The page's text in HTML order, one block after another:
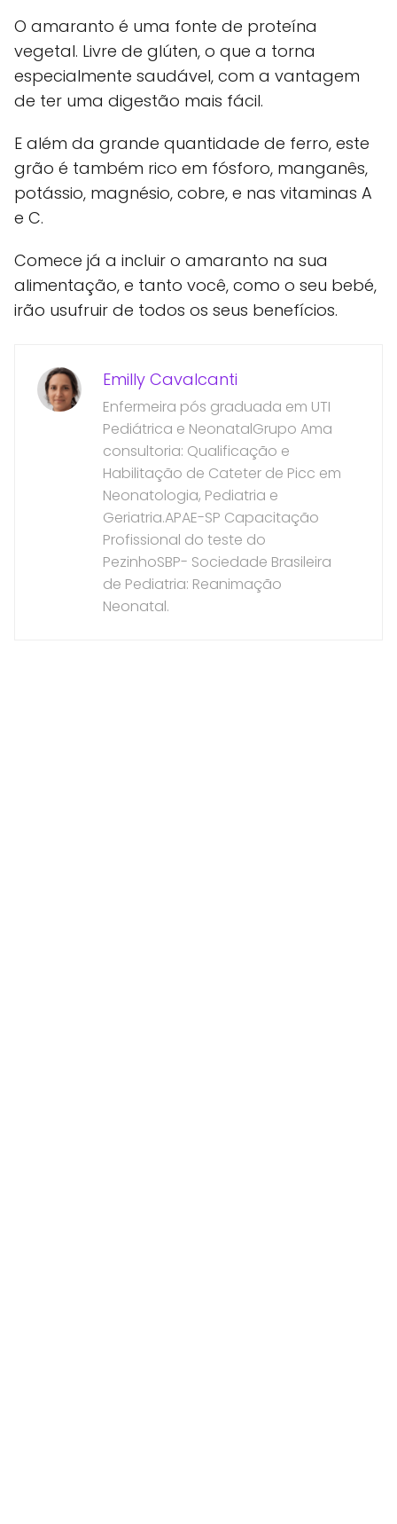
O amaranto é uma fonte de proteína
vegetal. Livre de glúten, o que a torna
especialmente saudável, com a vantagem
de ter uma digestão mais fácil.
E além da grande quantidade de ferro, este
grão é também rico em fósforo, manganês,
potássio, magnésio, cobre, e nas vitaminas A
e C.
Comece já a incluir o amaranto na sua
alimentação, e tanto você, como o seu bebé,
irão usufruir de todos os seus benefícios.
Emilly Cavalcanti
Enfermeira pós graduada em UTI
Pediátrica e NeonatalGrupo Ama
consultoria: Qualificação e
Habilitação de Cateter de Picc em
Neonatologia, Pediatria e
Geriatria.APAE-SP Capacitação
Profissional do teste do
PezinhoSBP- Sociedade Brasileira
de Pediatria: Reanimação
Neonatal.